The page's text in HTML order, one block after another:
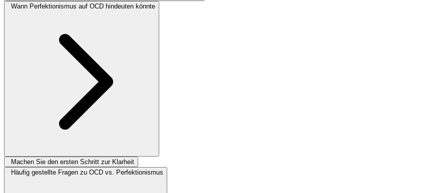
Wann Perfektionismus auf OCD hindeuten könnte
Machen Sie den ersten Schritt zur Klarheit
Häufig gestellte Fragen zu OCD vs. Perfektionismus